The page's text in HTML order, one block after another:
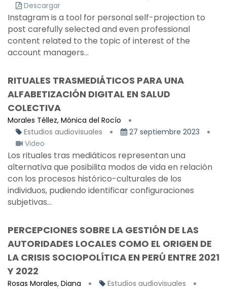
Descargar
Instagram is a tool for personal self-projection to
post carefully selected and even professional
content related to the topic of interest of the
account managers...
RITUALES TRASMEDIÁTICOS PARA UNA
ALFABETIZACIÓN DIGITAL EN SALUD
COLECTIVA
Morales Téllez, Mónica del Rocío
Estudios audiovisuales
27 septiembre 2023
Video
Los rituales tras mediáticos representan una
alternativa que posibilita modos de vida en relación
con los procesos histórico-culturales de los
individuos, pudiendo identificar configuraciones
subjetivas...
PERCEPCIONES SOBRE LA GESTIÓN DE LAS
AUTORIDADES LOCALES COMO EL ORIGEN DE
LA CRISIS SOCIOPOLÍTICA EN PERÚ ENTRE 2021
Y 2022
Rosas Morales, Diana
Estudios audiovisuales